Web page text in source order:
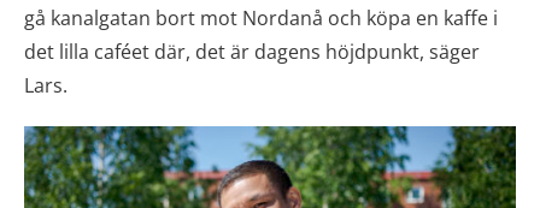
gå kanalgatan bort mot Nordanå och köpa en kaffe i
det lilla caféet där, det är dagens höjdpunkt, säger
Lars.